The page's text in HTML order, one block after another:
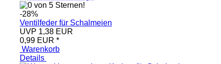
-28%
Ventilfeder für Schalmeien
UVP 1,38 EUR
0,99 EUR *
Warenkorb
Details